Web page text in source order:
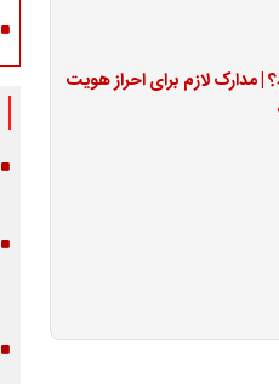
| مدارک لازم برای احراز هویت